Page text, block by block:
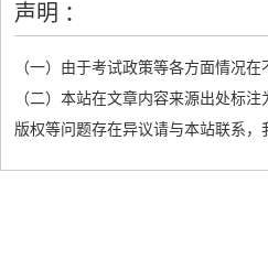
声明 ：
（一）由于考试政策等各方面情况
（二）本站在文章内容来源出处标
版权等问题存在异议请与本站联系，